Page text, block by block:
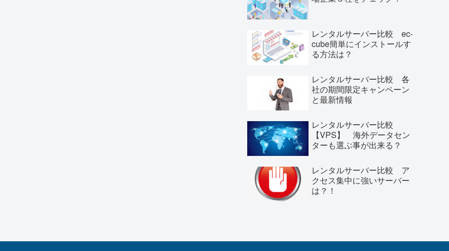
レンタルサーバー比較 ec-
cube簡単にインストールす
る方法は？
レンタルサーバー比較 各
社の期間限定キャンペーン
と最新情報
レンタルサーバー比較
【VPS】 海外データセン
ターも選ぶ事が出来る？
レンタルサーバー比較 ア
クセス集中に強いサーバー
は？！